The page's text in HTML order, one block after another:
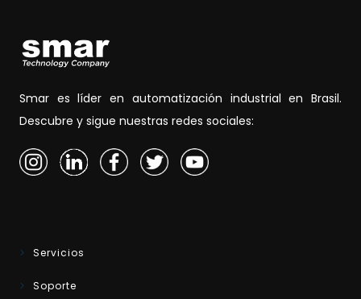
Smar es líder en automatización industrial en Brasil.
Descubre y sigue nuestras redes sociales:
Servicios
Soporte